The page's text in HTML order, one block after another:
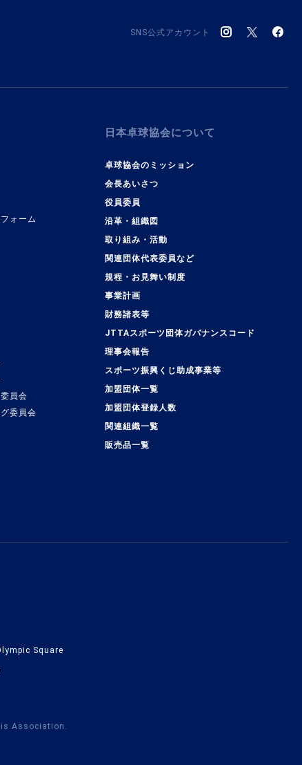
SNS公式アカウント
ォーム
員会
委員会
日本卓球協会について
卓球協会のミッション
会長あいさつ
役員委員
沿革・組織図
取り組み・活動
関連団体代表委員など
規程・お見舞い制度
事業計画
財務諸表等
JTTAスポーツ団体ガバナンスコード
理事会報告
スポーツ振興くじ助成事業等
加盟団体一覧
加盟団体登録人数
関連組織一覧
販売品一覧
Square
Association.